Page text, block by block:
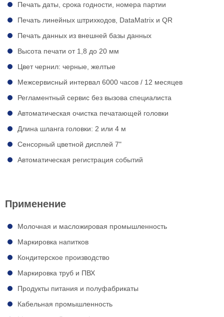
Печать даты, срока годности, номера партии
Печать линейных штрихкодов, DataMatrix и QR
Печать данных из внешней базы данных
Высота печати от 1,8 до 20 мм
Цвет чернил: черные, желтые
Межсервисный интервал 6000 часов / 12 месяцев
Регламентный сервис без вызова специалиста
Автоматическая очистка печатающей головки
Длина шланга головки: 2 или 4 м
Сенсорный цветной дисплей 7"
Автоматическая регистрация событий
Применение
Молочная и масложировая промышленность
Маркировка напитков
Кондитерское производство
Маркировка труб и ПВХ
Продукты питания и полуфабрикаты
Кабельная промышленность